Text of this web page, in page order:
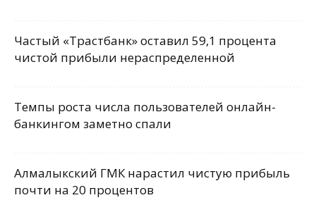
Частый «Трастбанк» оставил 59,1 процента
чистой прибыли нераспределенной
Темпы роста числа пользователей онлайн-
банкингом заметно спали
Алмалыкский ГМК нарастил чистую прибыль
почти на 20 процентов